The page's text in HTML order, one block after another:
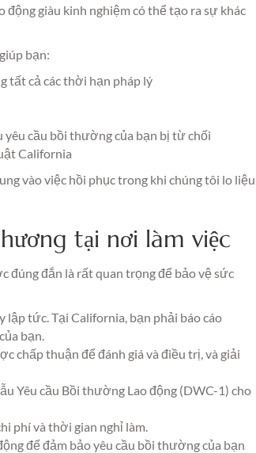
giàu kinh nghiệm có thể tạo ra sự khác
bạn:
tất cả các thời hạn pháp lý
yêu cầu bồi thường của bạn bị từ chối
California
vào việc hồi phục trong khi chúng tôi lo liệu
tại nơi làm việc
đúng đắn là rất quan trọng để bảo vệ sức
lập tức. Tại California, bạn phải báo cáo
bạn.
chấp thuận để đánh giá và điều trị, và giải
Yêu cầu Bồi thường Lao động (DWC-1) cho
phí và thời gian nghỉ làm.
để đảm bảo yêu cầu bồi thường của bạn